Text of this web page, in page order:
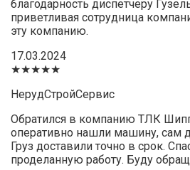
благодарность диспетчеру
приветливая сотрудница
эту компанию.
17.03.2024
★★★★★
НерудСтройСервис
Обратился в компанию ТЛК
оперативно нашли машину, сам
Груз доставили точно в срок.
проделанную работу. Буду